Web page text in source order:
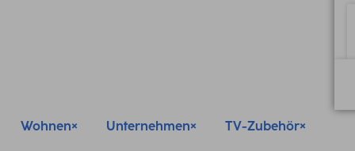
Wohnen Unternehmen TV-Zubehör